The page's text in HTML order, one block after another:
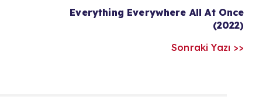
Everything Everywhere All At Once
(2022)
Sonraki Yazı >>